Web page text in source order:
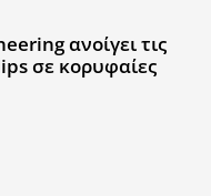
ανοίγει τις
σε κορυφαίες